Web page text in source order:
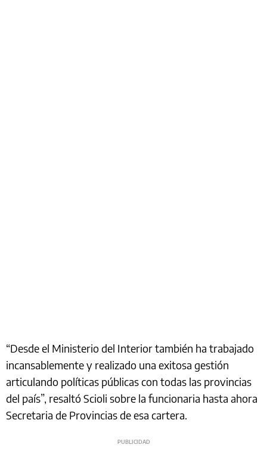
“Desde el Ministerio del Interior también ha trabajado
incansablemente y realizado una exitosa gestión
articulando políticas públicas con todas las provincias
del país”, resaltó Scioli sobre la funcionaria hasta ahora
Secretaria de Provincias de esa cartera.